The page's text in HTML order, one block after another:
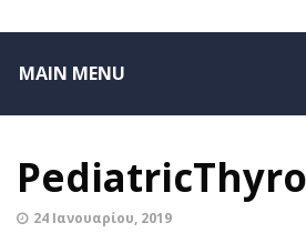
MAIN MENU
24 Ιανουαρίου, 2019